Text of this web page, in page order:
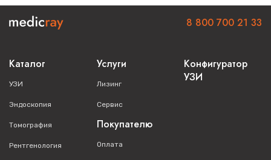
Каталог
УЗИ
Эндоскопия
Томография
Рентгенология
Услуги
Лизинг
Сервис
Покупателю
Оплата
Конфигуратор
УЗИ
8 800 700 21 33